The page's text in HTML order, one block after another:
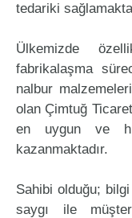
tedariki
Ülkemizde
fabrikalaşma
nalbur
olan Çimtuğ
en uygun ve
kazanmaktadır.
Sahibi olduğu;
saygı ile